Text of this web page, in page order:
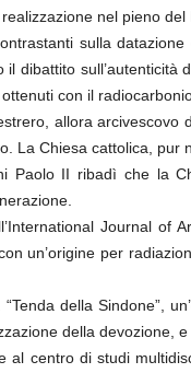
nel pieno del
sulla
dibattito
con il
allora
La Chiesa cattolica,
Paolo II ribadì che la
Journal of
un’origine per
della Sindone”,
della devozione,
centro di studi